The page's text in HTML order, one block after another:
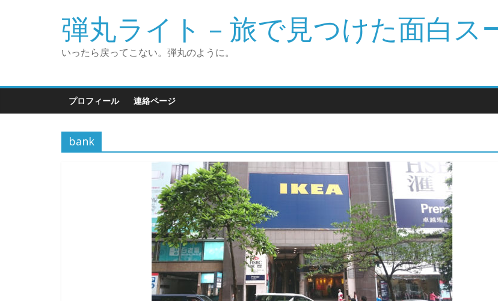
弾丸ライト – 旅で見つけた面白ス
いったら戻ってこない。弾丸のように。
プロフィール 連絡ページ
bank